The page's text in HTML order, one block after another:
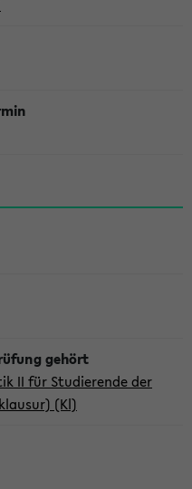
II für Studierende der
(Kl)